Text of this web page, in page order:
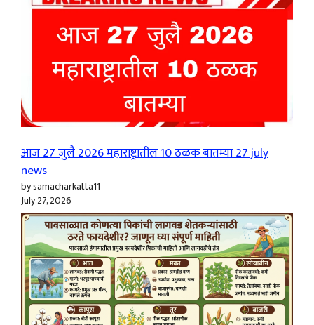
आज 27 जुलै 2026 महाराष्ट्रातील 10 ठळक बातम्या 27 july
news
by samacharkatta11
July 27, 2026